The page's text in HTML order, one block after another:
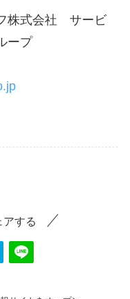
株式会社 サービ
ープ
アする